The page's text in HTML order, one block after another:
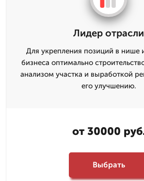
Лидер отрасли
Для укрепления позиций в нише
бизнеса оптимально
анализом участка и выработкой
его улучшению.
от 30000
Выбрать